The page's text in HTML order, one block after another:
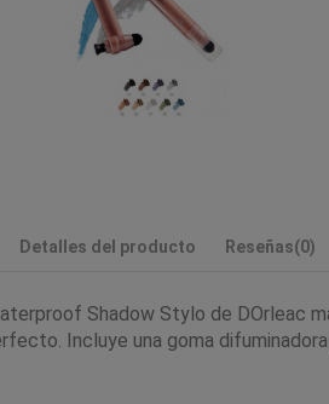
Detalles del producto Reseñas(0)
Shadow Stylo de DOrleac
Incluye una goma